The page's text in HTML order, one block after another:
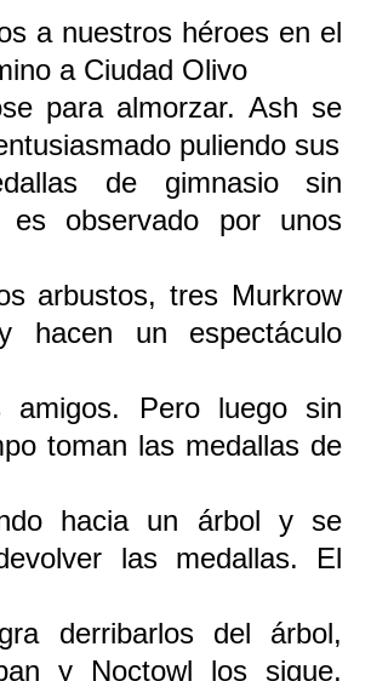
a nuestros héroes en el
a Ciudad Olivo
para almorzar. Ash se
puliendo sus
de gimnasio sin
es observado por unos
arbustos, tres Murkrow
hacen un espectáculo
amigos. Pero luego sin
toman las medallas de
hacia un árbol y se
las medallas. El
derribarlos del árbol,
y Noctowl los sigue,